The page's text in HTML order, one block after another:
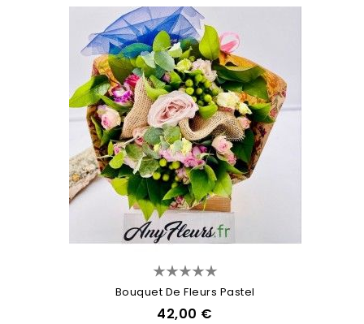
Bouquet De Fleurs Pastel
42,00 €